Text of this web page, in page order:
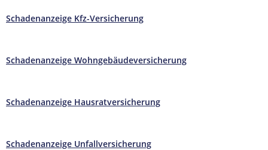
Schadenanzeige Kfz-Versicherung
Schadenanzeige Wohngebäudeversicherung
Schadenanzeige Hausratversicherung
Schadenanzeige Unfallversicherung